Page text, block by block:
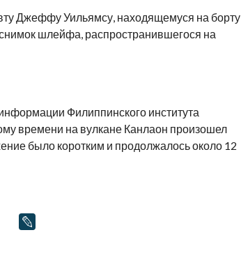
Джеффу Уильямсу, находящемуся на борту
шлейфа, распространившегося на
Филиппинского института
времени на вулкане Канлаон произошел
было коротким и продолжалось около 12